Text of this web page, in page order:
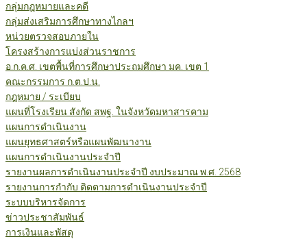
กลุ่มกฎหมายและคดี
กลุ่มส่งเสริมการศึกษาทางไกลฯ
หน่วยตรวจสอบภายใน
โครงสร้างการแบ่งส่วนราชการ
อ.ก.ค.ศ. เขตพื้นที่การศึกษาประถมศึกษา มค. เขต 1
คณะกรรมการ ก.ต.ป.น.
กฎหมาย / ระเบียบ
แผนที่โรงเรียน สังกัด สพฐ. ในจังหวัดมหาสารคาม
แผนการดำเนินงาน
แผนยุทธศาสตร์หรือแผนพัฒนางาน
แผนการดำเนินงานประจำปี
รายงานผลการดำเนินงานประจำปี งบประมาณ พ.ศ. 2568
รายงานการกำกับ ติดตามการดำเนินงานประจำปี
ระบบบริหารจัดการ
ข่าวประชาสัมพันธ์
การเงินและพัสดุ